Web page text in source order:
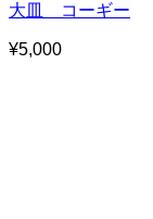
大皿 コーギー
¥5,000